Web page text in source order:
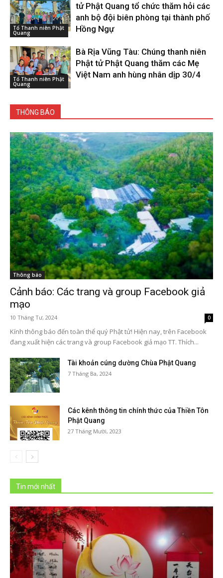
Tổ Thanh niên Phật
Quang
tử Phật Quang tổ chức thăm hỏi các
anh bộ đội biên phòng tại thành phố
Hồng Ngự
Tổ Thanh niên Phật
Quang
Bà Rịa Vũng Tàu: Chúng thanh niên
Phật tử Phật Quang thăm các Mẹ
Việt Nam anh hùng nhân dịp 30/4
THÔNG BÁO
Thông báo
Cảnh báo: Các trang và group Facebook giả
mạo
10 Tháng Tư, 2024 0
Kính thông báo đến toàn thể quý Phật tử! Hiện nay, trên Facebook
đang xuất hiện các trang và group Facebook giả mạo TT. Thích...
Tài khoản cúng dường Chùa Phật Quang
7 Tháng Ba, 2024
Các kênh thông tin chính thức của Thiền Tôn
Phật Quang
27 Tháng Mười, 2023
Tin mới nhất